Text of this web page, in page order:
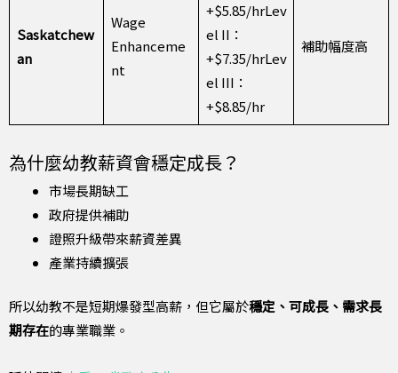
Saskatchew
an
Wage
Enhanceme
nt
+$5.85/hrLev
el II：
+$7.35/hrLev
el III：
+$8.85/hr
補助幅度高
為什麼幼教薪資會穩定成長？
市場長期缺工
政府提供補助
證照升級帶來薪資差異
產業持續擴張
所以幼教不是短期爆發型高薪，但它屬於穩定、可成長、需求長
期存在的專業職業。